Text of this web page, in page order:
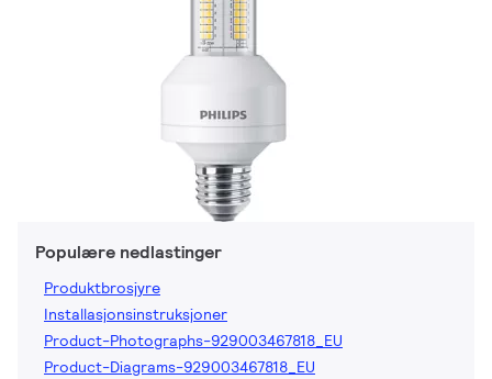
Populære nedlastinger
Produktbrosjyre
Installasjonsinstruksjoner
Product-Photographs-929003467818_EU
Product-Diagrams-929003467818_EU